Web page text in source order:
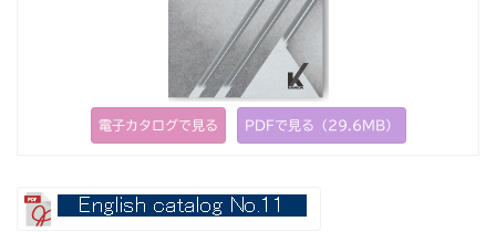
電子カタログで見る PDFで見る（29.6MB）